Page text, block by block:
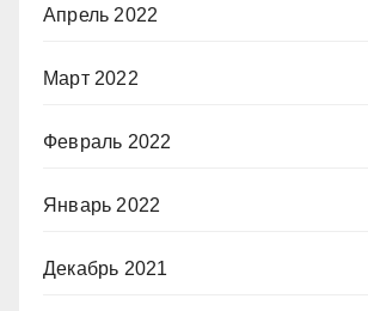
Апрель 2022
Март 2022
Февраль 2022
Январь 2022
Декабрь 2021